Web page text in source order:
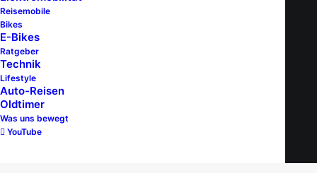
Reisemobile
Bikes
E-Bikes
Ratgeber
Technik
Lifestyle
Auto-Reisen
Oldtimer
Was uns bewegt
YouTube